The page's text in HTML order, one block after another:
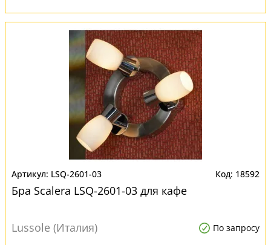
LSQ-2601-03 18592
Бра Scalera LSQ-2601-03 для кафе
Lussole (Италия) По запросу